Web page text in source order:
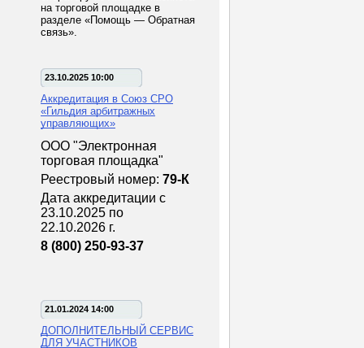
на торговой площадке в
разделе «Помощь — Обратная
связь».
23.10.2025 10:00
Аккредитация в Союз СРО
«Гильдия арбитражных
управляющих»
ООО "Электронная
торговая площадка"
Реестровый номер: 79-К
Дата аккредитации с
23.10.2025 по
22.10.2026 г.
8 (800) 250-93-37
21.01.2024 14:00
ДОПОЛНИТЕЛЬНЫЙ СЕРВИС
ДЛЯ УЧАСТНИКОВ